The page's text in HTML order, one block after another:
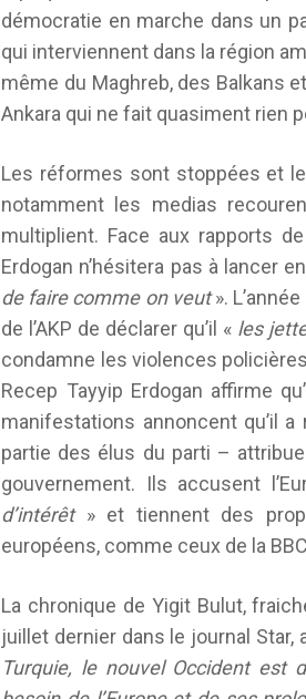
démocratie en marche dans un
qui interviennent dans la région
même du Maghreb, des Balkans
Ankara qui ne fait quasiment rien
Les réformes sont stoppées et
notamment les medias
multiplient. Face aux rapports
Erdogan n’hésitera pas à lancer
de faire comme on veut».
de l’AKP de déclarer qu’il « les
condamne les violences
Recep Tayyip Erdogan affirme
manifestations annoncent qu’il
partie des élus du parti –
gouvernement. Ils accusent
d’intérêt» et tiennent des
européens, comme ceux de la
La chronique de Yigit Bulut,
juillet dernier dans le journal Star,
Turquie, le nouvel Occident est